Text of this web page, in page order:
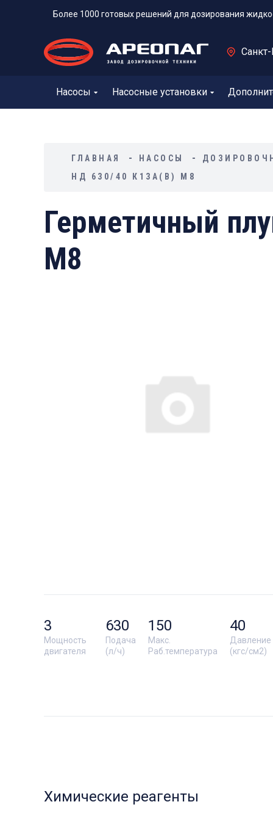
Более 1000 готовых решений для дозирования
Насосы Насосные установки
ГЛАВНАЯ НАСОСЫ
НД 630/40 К13А(В) М8
Герметичный
М8
Мощность
двигателя
3
Подача
(л/ч)
630
Макс.
Раб.температура
150
Давление
(кгс/см2)
40
Химические реагенты